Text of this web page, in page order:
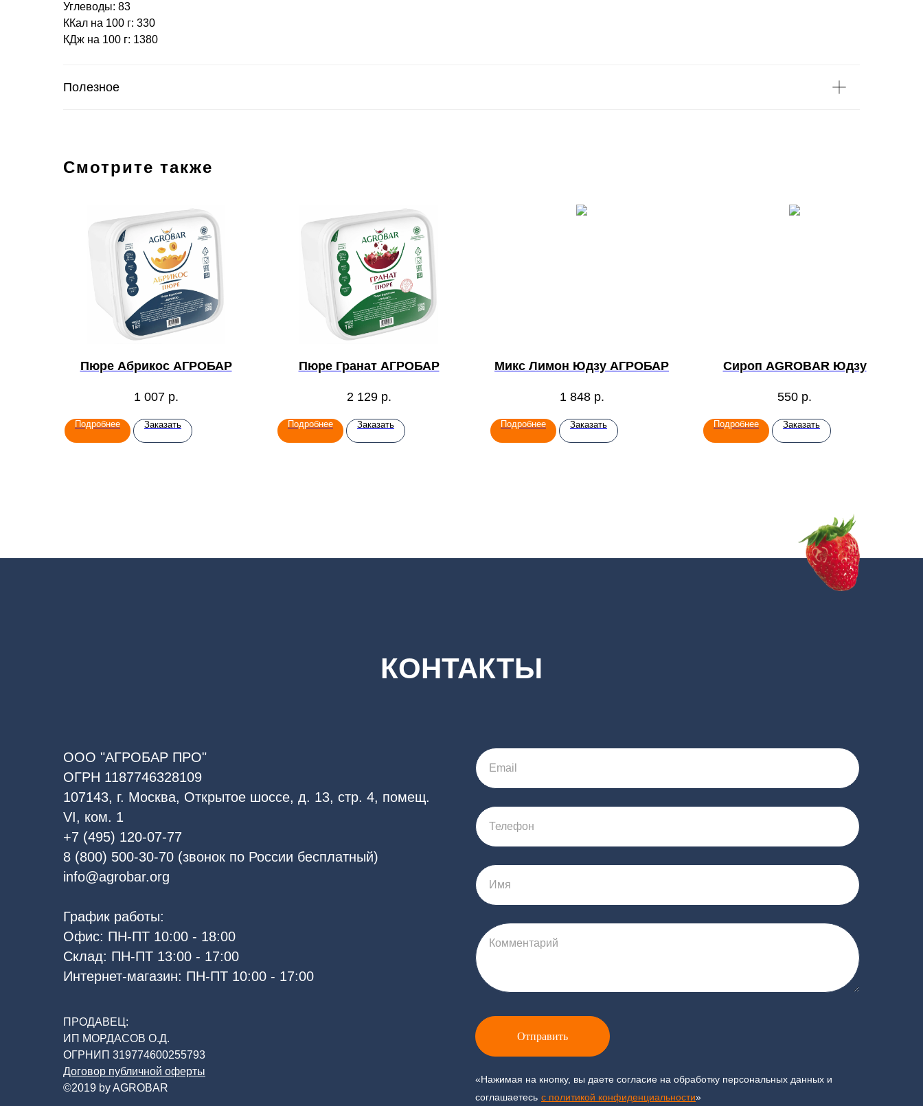
Углеводы: 83
ККал на 100 г: 330
КДж на 100 г: 1380
Полезное
Смотрите также
Пюре Абрикос АГРОБАР
1 007 р.
Подробнее Заказать
Пюре Гранат АГРОБАР
2 129 р.
Подробнее Заказать
Микс Лимон Юдзу АГРОБАР
1 848 р.
Подробнее Заказать
Сироп AGROBAR Юдзу
550 р.
Подробнее Заказать
КОНТАКТЫ
ООО "АГРОБАР ПРО"
ОГРН 1187746328109
107143, г. Москва, Открытое шоссе, д. 13, стр. 4, помещ.
VI, ком. 1
+7 (495) 120-07-77
8 (800) 500-30-70 (звонок по России бесплатный)
info@agrobar.org
График работы:
Офис: ПН-ПТ 10:00 - 18:00
Склад: ПН-ПТ 13:00 - 17:00
Интернет-магазин: ПН-ПТ 10:00 - 17:00
ПРОДАВЕЦ:
ИП МОРДАСОВ О.Д.
ОГРНИП 319774600255793
Договор публичной оферты
©2019 by AGROBAR
Email
Телефон
Имя
Комментарий
Отправить
«Нажимая на кнопку, вы даете согласие на обработку персональных данных и
соглашаетесь c политикой конфиденциальности»